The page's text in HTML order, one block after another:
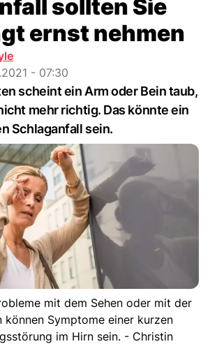
sollten Sie
ernst nehmen
- 07:30
scheint ein Arm oder Bein taub,
mehr richtig. Das könnte ein
Schlaganfall sein.
mit dem Sehen oder mit der
können Symptome einer kurzen
im Hirn sein. - Christin